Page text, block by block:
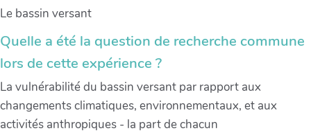
Le bassin versant
Quelle a été la question de recherche commune
lors de cette expérience ?
La vulnérabilité du bassin versant par rapport aux
changements climatiques, environnementaux, et aux
activités anthropiques - la part de chacun